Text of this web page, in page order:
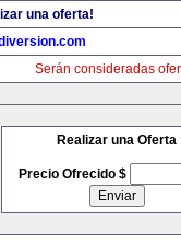
una oferta!
Serán consideradas
Realizar una Oferta
Precio Ofrecido $